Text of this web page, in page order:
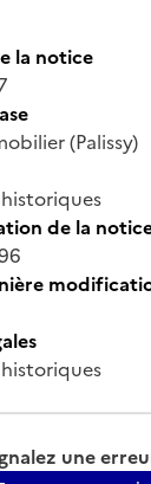
la notice
(Palissy)
de la
une